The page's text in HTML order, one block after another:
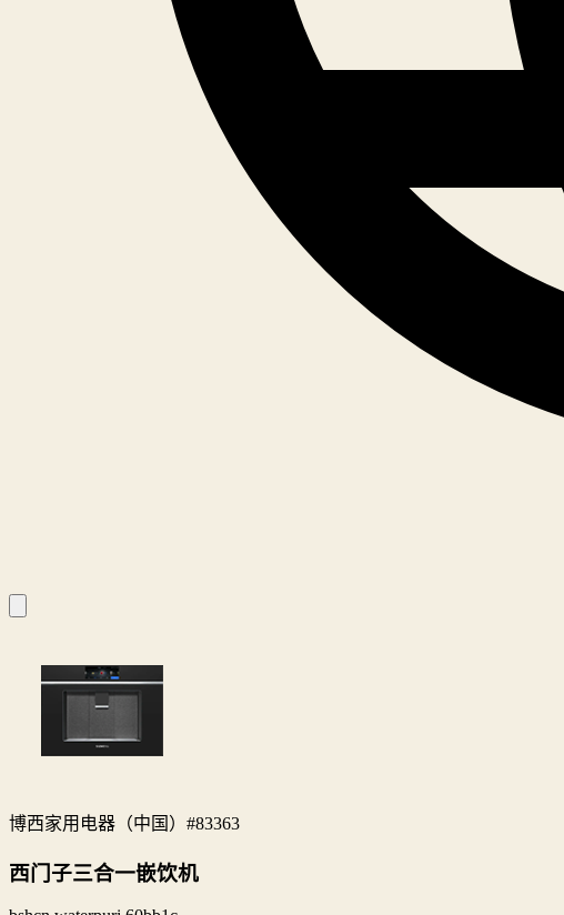
博西家用电器（中国） #83363
西门子三合一嵌饮机